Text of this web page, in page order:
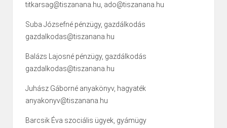
titkarsag@tiszanana.hu, ado@tiszanana.hu
Suba Józsefné pénzügy, gazdálkodás
gazdalkodas@tiszanana.hu
Balázs Lajosné pénzügy, gazdálkodás
gazdalkodas@tiszanana.hu
Juhász Gáborné anyakönyv, hagyaték
anyakonyv@tiszanana.hu
Barcsik Éva szociális ügyek, gyámügy